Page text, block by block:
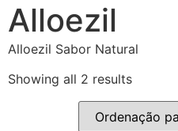
Alloezil
Alloezil Sabor Natural
Showing all 2 results